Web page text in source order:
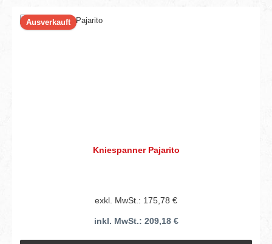
Ausverkauft
Kniespanner Pajarito
exkl. MwSt.: 175,78 €
inkl. MwSt.: 209,18 €